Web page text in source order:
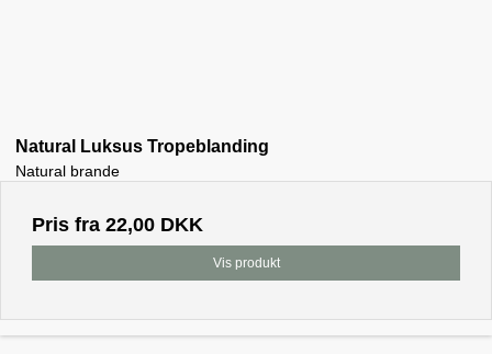
Natural Luksus Tropeblanding
Natural brande
Pris fra 22,00 DKK
Vis produkt